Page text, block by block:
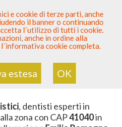
PARTECIPA
Elenco Dentista Sicuro > Odontoiatria>
>Emilia Romagna>Modena>
41040
CAP 41040
, dentisti esperti in
zona con CAP41040in
e cookie di terze parti, anche
il banner o continuando
l´utilizzo di tutti i cookie.
anche in ordine alla
cookie completa.
estesa OK